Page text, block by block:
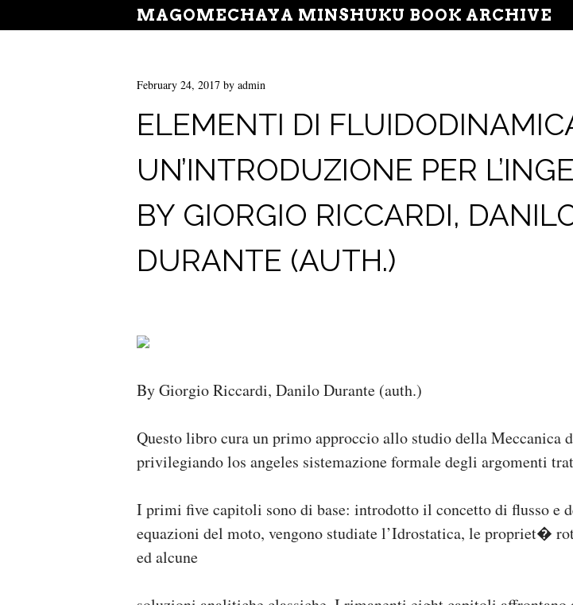
MAGOMECHAYA MINSHUKU BOOK ARCHIVE
February 24, 2017 by admin
ELEMENTI DI
UN’INTRODUZIONE PER
BY GIORGIO RICCARDI,
DURANTE (AUTH.)
By Giorgio Riccardi, Danilo Durante (auth.)
Questo libro cura un primo approccio allo studio della Meccanica
privilegiando los angeles sistemazione formale degli argomenti
I primi five capitoli sono di base: introdotto il concetto di flusso e
equazioni del moto, vengono studiate l’Idrostatica, le propriet�
ed alcune